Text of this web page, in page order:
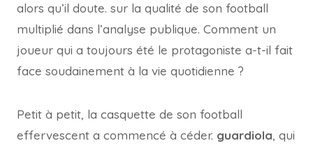
alors qu’il doute. sur la qualité de son football
multiplié dans l’analyse publique. Comment un
joueur qui a toujours été le protagoniste a-t-il fait
face soudainement à la vie quotidienne ?
Petit à petit, la casquette de son football
effervescent a commencé à céder. guardiola, qui